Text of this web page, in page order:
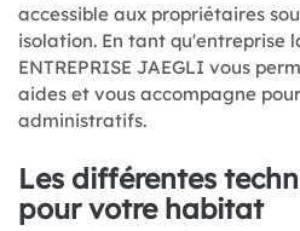
accessible aux propriétaires
isolation. En tant qu'entreprise
ENTREPRISE JAEGLI vous
aides et vous accompagne
administratifs.
Les différentes
pour votre habitat